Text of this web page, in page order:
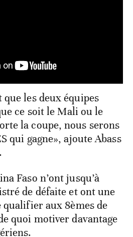
les deux équipes
ce soit le Mali ou le
la coupe, nous serons
qui gagne», ajoute Abass
Faso n’ont jusqu’à
de défaite et ont une
qualifier aux 8èmes de
quoi motiver davantage